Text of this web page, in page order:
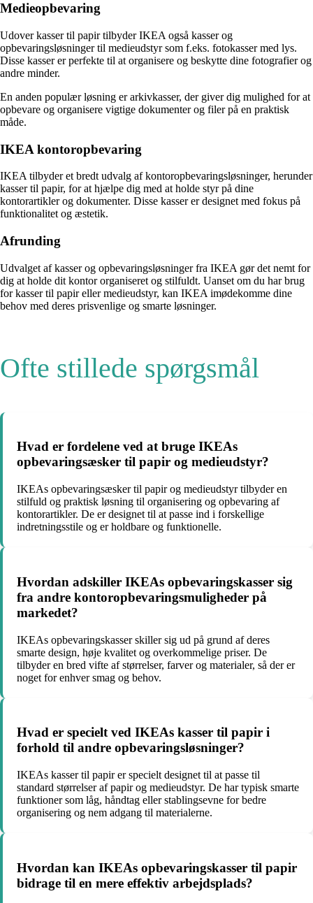
Medieopbevaring
Udover kasser til papir tilbyder IKEA også kasser og
opbevaringsløsninger til medieudstyr som f.eks. fotokasser med lys.
Disse kasser er perfekte til at organisere og beskytte dine fotografier og
andre minder.
En anden populær løsning er arkivkasser, der giver dig mulighed for at
opbevare og organisere vigtige dokumenter og filer på en praktisk
måde.
IKEA kontoropbevaring
IKEA tilbyder et bredt udvalg af kontoropbevaringsløsninger, herunder
kasser til papir, for at hjælpe dig med at holde styr på dine
kontorartikler og dokumenter. Disse kasser er designet med fokus på
funktionalitet og æstetik.
Afrunding
Udvalget af kasser og opbevaringsløsninger fra IKEA gør det nemt for
dig at holde dit kontor organiseret og stilfuldt. Uanset om du har brug
for kasser til papir eller medieudstyr, kan IKEA imødekomme dine
behov med deres prisvenlige og smarte løsninger.
Ofte stillede spørgsmål
Hvad er fordelene ved at bruge IKEAs
opbevaringsæsker til papir og medieudstyr?
IKEAs opbevaringsæsker til papir og medieudstyr tilbyder en
stilfuld og praktisk løsning til organisering og opbevaring af
kontorartikler. De er designet til at passe ind i forskellige
indretningsstile og er holdbare og funktionelle.
Hvordan adskiller IKEAs opbevaringskasser sig
fra andre kontoropbevaringsmuligheder på
markedet?
IKEAs opbevaringskasser skiller sig ud på grund af deres
smarte design, høje kvalitet og overkommelige priser. De
tilbyder en bred vifte af størrelser, farver og materialer, så der er
noget for enhver smag og behov.
Hvad er specielt ved IKEAs kasser til papir i
forhold til andre opbevaringsløsninger?
IKEAs kasser til papir er specielt designet til at passe til
standard størrelser af papir og medieudstyr. De har typisk smarte
funktioner som låg, håndtag eller stablingsevne for bedre
organisering og nem adgang til materialerne.
Hvordan kan IKEAs opbevaringskasser til papir
bidrage til en mere effektiv arbejdsplads?